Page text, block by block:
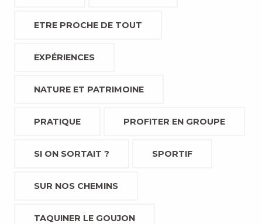
ETRE PROCHE DE TOUT
EXPÉRIENCES
NATURE ET PATRIMOINE
PRATIQUE PROFITER EN GROUPE
SI ON SORTAIT ? SPORTIF
SUR NOS CHEMINS
TAQUINER LE GOUJON